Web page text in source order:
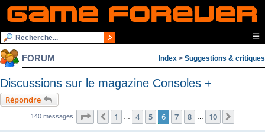
☰
FORUM Index > Suggestions & critiques
Discussions sur le magazine Consoles +
Répondre
140 messages Page sur 10
Précédente
1 … 4 5 6 7 8 … 10